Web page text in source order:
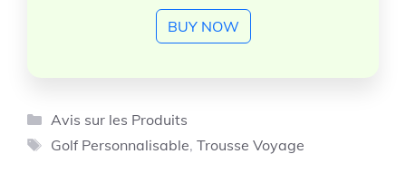
BUY NOW
Catégories
Avis sur les Produits
Étiquettes
Golf Personnalisable, Trousse Voyage